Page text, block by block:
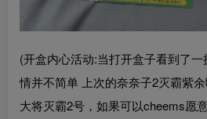
(开盒内心活动:当打开盒子看到了
情并不简单 上次的奈奈子2灭霸紫
大将灭霸2号，如果可以cheems愿